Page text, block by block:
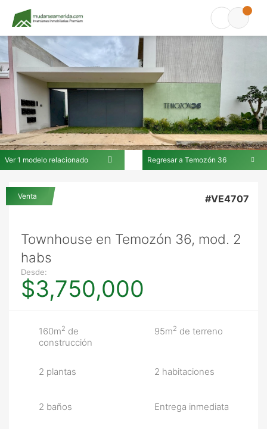
Ver 1 modelo relacionado Regresar a Temozón 36
Venta
En Temozón 36
Townhouse en Temozón 36, mod. 2
habs
Desde:
$3,750,000
#VE4707
160m2 de
construcción
95m2 de terreno
2 plantas 2 habitaciones
2 baños Entrega inmediata